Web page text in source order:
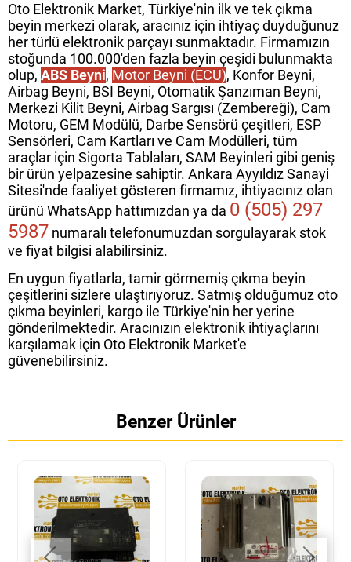
Oto Elektronik Market, Türkiye'nin ilk ve tek çıkma
beyin merkezi olarak, aracınız için ihtiyaç duyduğunuz
her türlü elektronik parçayı sunmaktadır. Firmamızın
stoğunda 100.000'den fazla beyin çeşidi bulunmakta
olup, ABS Beyni, Motor Beyni (ECU), Konfor Beyni,
Airbag Beyni, BSI Beyni, Otomatik Şanzıman Beyni,
Merkezi Kilit Beyni, Airbag Sargısı (Zembereği), Cam
Motoru, GEM Modülü, Darbe Sensörü çeşitleri, ESP
Sensörleri, Cam Kartları ve Cam Modülleri, tüm
araçlar için Sigorta Tablaları, SAM Beyinleri gibi geniş
bir ürün yelpazesine sahiptir. Ankara Ayyıldız Sanayi
Sitesi'nde faaliyet gösteren firmamız, ihtiyacınız olan
ürünü WhatsApp hattımızdan ya da 0 (505) 297
5987 numaralı telefonumuzdan sorgulayarak stok
ve fiyat bilgisi alabilirsiniz.
En uygun fiyatlarla, tamir görmemiş çıkma beyin
çeşitlerini sizlere ulaştırıyoruz. Satmış olduğumuz oto
çıkma beyinleri, kargo ile Türkiye'nin her yerine
gönderilmektedir. Aracınızın elektronik ihtiyaçlarını
karşılamak için Oto Elektronik Market'e
güvenebilirsiniz.
Benzer Ürünler